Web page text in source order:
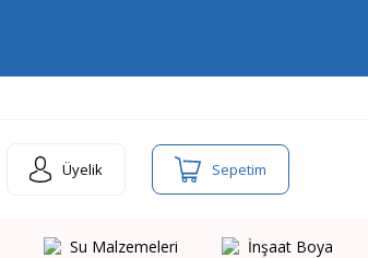
Üyelik Sepetim
Su Malzemeleri İnşaat Boya